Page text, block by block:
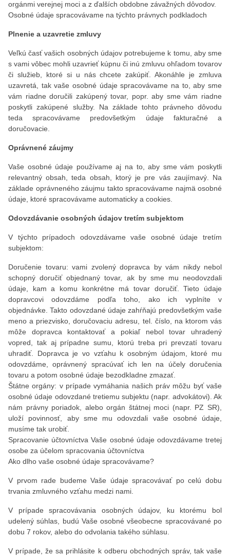
orgánmi verejnej moci a z ďalších obdobne závažných dôvodov.
Osobné údaje spracovávame na týchto právnych podkladoch
Plnenie a uzavretie zmluvy
Veľkú časť vašich osobných údajov potrebujeme k tomu, aby sme
s vami vôbec mohli uzavrieť kúpnu či inú zmluvu ohľadom tovarov
či služieb, ktoré si u nás chcete zakúpiť. Akonáhle je zmluva
uzavretá, tak vaše osobné údaje spracovávame na to, aby sme
vám riadne doručili zakúpený tovar, popr. aby sme vám riadne
poskytli zakúpené služby. Na základe tohto právneho dôvodu
teda spracovávame predovšetkým údaje fakturačné a
doručovacie.
Oprávnené záujmy
Vaše osobné údaje používame aj na to, aby sme vám poskytli
relevantný obsah, teda obsah, ktorý je pre vás zaujímavý. Na
základe oprávneného záujmu takto spracovávame najmä osobné
údaje, ktoré spracovávame automaticky a cookies.
Odovzdávanie osobných údajov tretím subjektom
V týchto prípadoch odovzdávame vaše osobné údaje tretím
subjektom:
Doručenie tovaru: vami zvolený dopravca by vám nikdy nebol
schopný doručiť objednaný tovar, ak by sme mu neodovzdali
údaje, kam a komu konkrétne má tovar doručiť. Tieto údaje
dopravcovi odovzdáme podľa toho, ako ich vyplníte v
objednávke. Takto odovzdané údaje zahŕňajú predovšetkým vaše
meno a priezvisko, doručovaciu adresu, tel. číslo, na ktorom vás
môže dopravca kontaktovať a pokiaľ nebol tovar uhradený
vopred, tak aj prípadne sumu, ktorú treba pri prevzatí tovaru
uhradiť. Dopravca je vo vzťahu k osobným údajom, ktoré mu
odovzdáme, oprávnený spracúvať ich len na účely doručenia
tovaru a potom osobné údaje bezodkladne zmazať.
Štátne orgány: v prípade vymáhania našich práv môžu byť vaše
osobné údaje odovzdané tretiemu subjektu (napr. advokátovi). Ak
nám právny poriadok, alebo orgán štátnej moci (napr. PZ SR),
uloží povinnosť, aby sme mu odovzdali vaše osobné údaje,
musíme tak urobiť.
Spracovanie účtovníctva Vaše osobné údaje odovzdávame tretej
osobe za účelom spracovania účtovníctva
Ako dlho vaše osobné údaje spracovávame?
V prvom rade budeme Vaše údaje spracovávať po celú dobu
trvania zmluvného vzťahu medzi nami.
V prípade spracovávania osobných údajov, ku ktorému bol
udelený súhlas, budú Vaše osobné všeobecne spracovávané po
dobu 7 rokov, alebo do odvolania takého súhlasu.
V prípade, že sa prihlásite k odberu obchodných správ, tak vaše